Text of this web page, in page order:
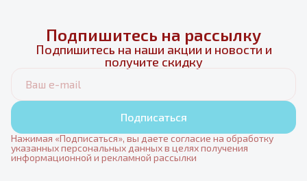
Подпишитесь на рассылку
Подпишитесь на наши акции и новости и
получите скидку
Подписаться
Нажимая «Подписаться», вы даете согласие на обработку
указанных персональных данных в целях получения
информационной и рекламной рассылки